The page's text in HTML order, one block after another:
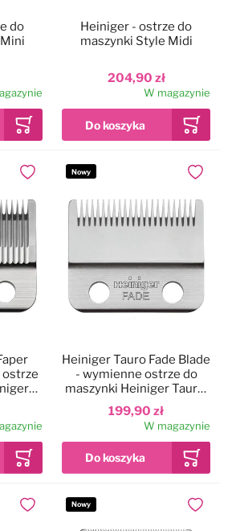
do
204,90 zł
Heiniger - ostrze do
maszynki Style Midi
W magazynie
ostrze
Dodaj do ulubionych
Nowy
199,90 zł
Heiniger Tauro Fade Blade
- wymienne ostrze do
maszynki Heiniger Tauro,
długość strzyżenia 0,3-
1,4mm
W magazynie
Dodaj
Dodaj do ulubionych
Nowy
Dodaj